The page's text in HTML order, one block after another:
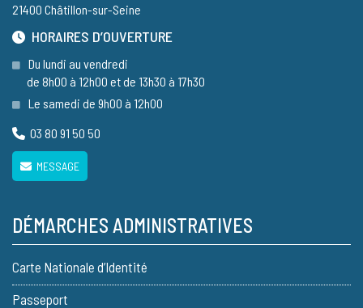
21400 Châtillon-sur-Seine
HORAIRES D’OUVERTURE
Du lundi au vendredi
de 8h00 à 12h00 et de 13h30 à 17h30
Le samedi de 9h00 à 12h00
03 80 91 50 50
MESSAGE
DÉMARCHES ADMINISTRATIVES
Carte Nationale d’Identité
Passeport